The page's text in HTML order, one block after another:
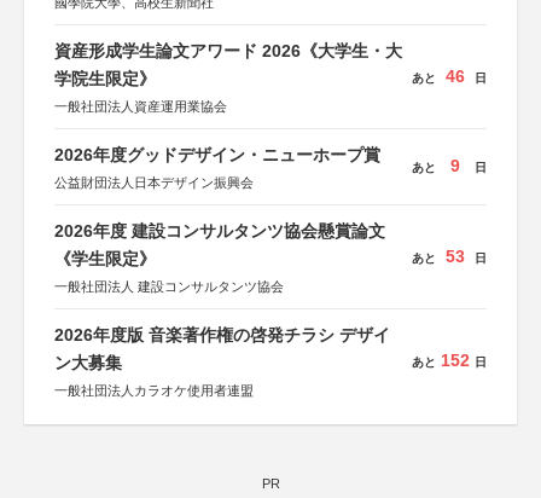
資産形成学生論文アワード 2026《大学生・大
学院生限定》
一般社団法人資産運用業協会
あと 46 日
2026年度グッドデザイン・ニューホープ賞
公益財団法人日本デザイン振興会
あと 9 日
2026年度 建設コンサルタンツ協会懸賞論文
《学生限定》
一般社団法人 建設コンサルタンツ協会
あと 53 日
2026年度版 音楽著作権の啓発チラシ デザイ
ン大募集
一般社団法人カラオケ使用者連盟
あと 152 日
PR